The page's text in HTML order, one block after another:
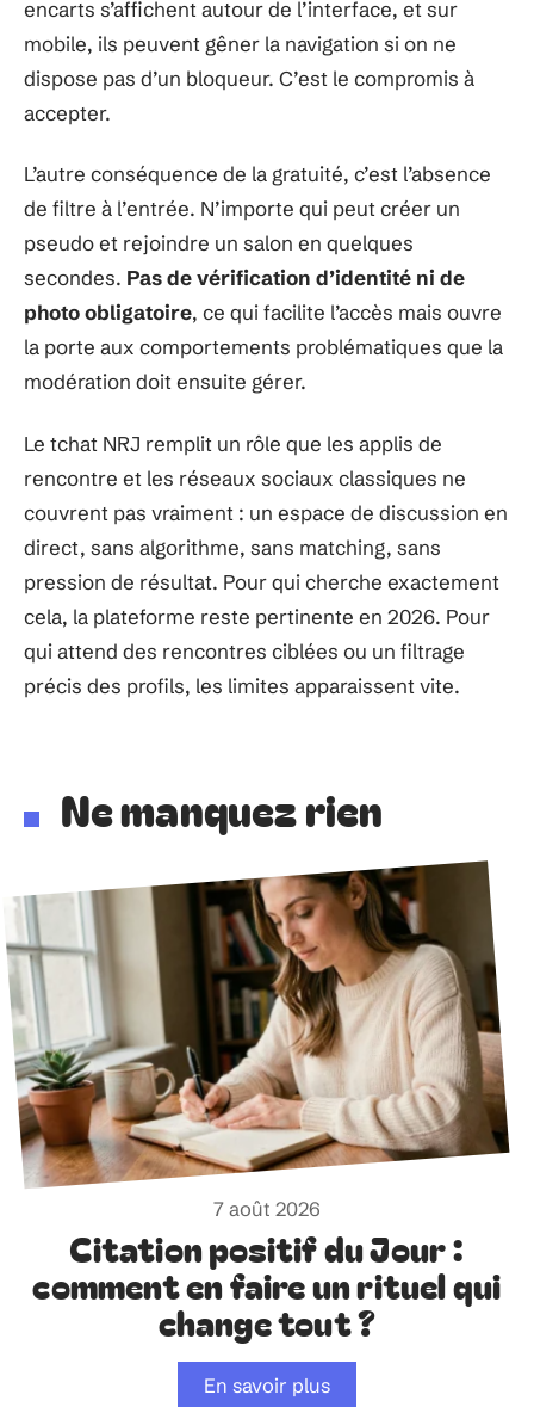
encarts s’affichent autour de l’interface, et sur
mobile, ils peuvent gêner la navigation si on ne
dispose pas d’un bloqueur. C’est le compromis à
accepter.
L’autre conséquence de la gratuité, c’est l’absence
de filtre à l’entrée. N’importe qui peut créer un
pseudo et rejoindre un salon en quelques
secondes. Pas de vérification d’identité ni de
photo obligatoire, ce qui facilite l’accès mais ouvre
la porte aux comportements problématiques que la
modération doit ensuite gérer.
Le tchat NRJ remplit un rôle que les applis de
rencontre et les réseaux sociaux classiques ne
couvrent pas vraiment : un espace de discussion en
direct, sans algorithme, sans matching, sans
pression de résultat. Pour qui cherche exactement
cela, la plateforme reste pertinente en 2026. Pour
qui attend des rencontres ciblées ou un filtrage
précis des profils, les limites apparaissent vite.
Ne manquez rien
7 août 2026
Citation positif du Jour :
comment en faire un rituel qui
change tout ?
En savoir plus